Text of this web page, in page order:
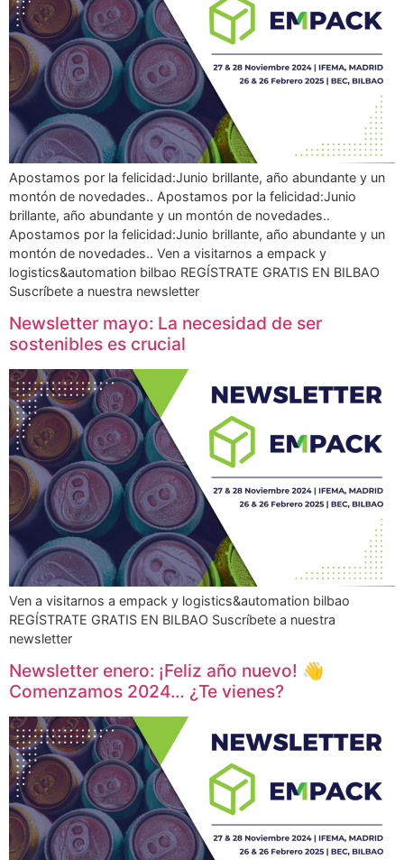
Apostamos por la felicidad:Junio brillante, año abundante y un
montón de novedades.. Apostamos por la felicidad:Junio
brillante, año abundante y un montón de novedades..
Apostamos por la felicidad:Junio brillante, año abundante y un
montón de novedades.. Ven a visitarnos a empack y
logistics&automation bilbao REGÍSTRATE GRATIS EN BILBAO
Suscríbete a nuestra newsletter
Newsletter mayo: La necesidad de ser
sostenibles es crucial
Ven a visitarnos a empack y logistics&automation bilbao
REGÍSTRATE GRATIS EN BILBAO Suscríbete a nuestra
newsletter
Newsletter enero: ¡Feliz año nuevo! 👋​
Comenzamos 2024… ¿Te vienes?